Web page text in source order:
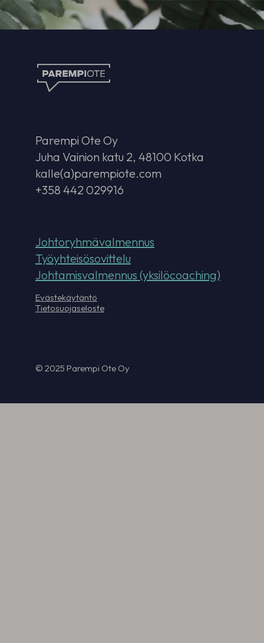
Parempi Ote Oy
Juha Vainion katu 2, 48100 Kotka
kalle(a)parempiote.com
+358 442 029916
Johtoryhmävalmennus
Työyhteisösovittelu
Johtamisvalmennus (yksilöcoaching)
Evästekäytäntö
Tietosuojaseloste
© 2025 Parempi Ote Oy